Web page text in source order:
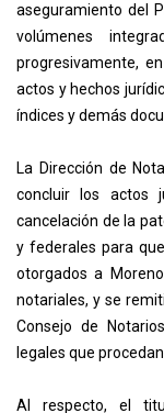
aseguramiento del
volúmenes
progresivamente,
actos y hechos
índices y demás
La Dirección de
concluir los actos
cancelación de la
y federales para
otorgados a
notariales, y se
Consejo de
legales que procedan.
Al respecto, el